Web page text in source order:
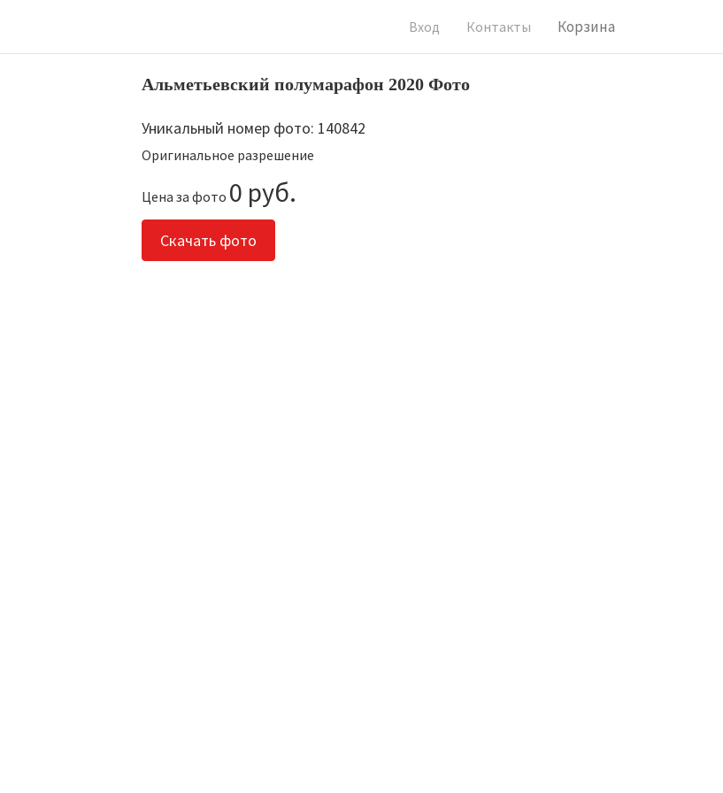
Вход Контакты Корзина
Альметьевский полумарафон 2020 Фото
Уникальный номер фото: 140842
Оригинальное разрешение
Цена за фото 0 руб.
Скачать фото